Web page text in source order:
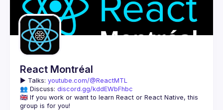
Guilds
React Montréal
▶️ Talks: youtube.com/@ReactMTL
👥 Discuss: discord.gg/kddEWbFhbc
🇬🇧 If you work or want to learn React or React Native, this